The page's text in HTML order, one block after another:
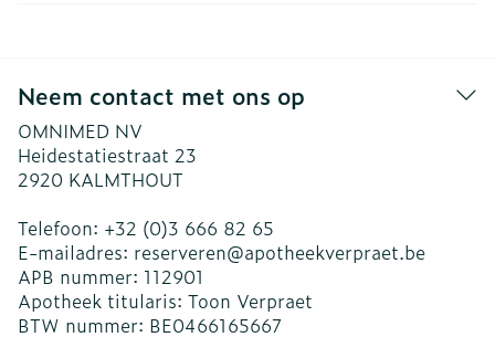
Neem contact met ons op
OMNIMED NV
Heidestatiestraat 23
2920 KALMTHOUT
Telefoon: +32 (0)3 666 82 65
E-mailadres: reserveren@apotheekverpraet.be
APB nummer: 112901
Apotheek titularis: Toon Verpraet
BTW nummer: BE0466165667